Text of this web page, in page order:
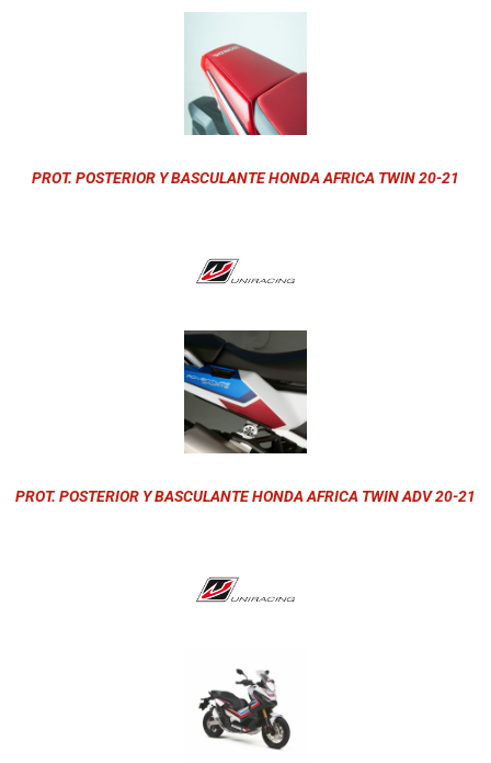
PROT. POSTERIOR Y BASCULANTE HONDA AFRICA TWIN 20-21
PROT. POSTERIOR Y BASCULANTE HONDA AFRICA TWIN ADV 20-21